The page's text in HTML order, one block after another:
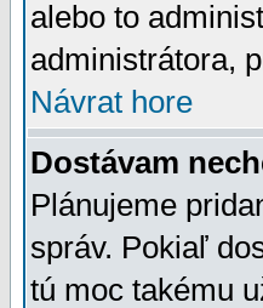
alebo to
administrátora,
Návrat hore
Dostávam
Plánujeme
správ. Pokiaľ
tú moc takému